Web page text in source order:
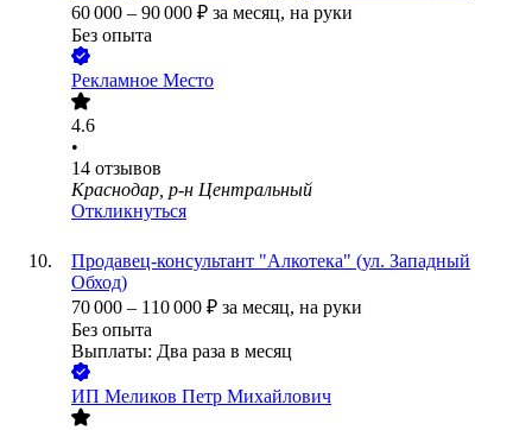
60 000 – 90 000 ₽ за месяц, на руки
Без опыта
Рекламное Место
4.6
•
14 отзывов
Краснодар, р-н Центральный
Откликнуться
Продавец-консультант "Алкотека" (ул. Западный
Обход)
70 000 – 110 000 ₽ за месяц, на руки
Без опыта
Выплаты: Два раза в месяц
ИП Меликов Петр Михайлович